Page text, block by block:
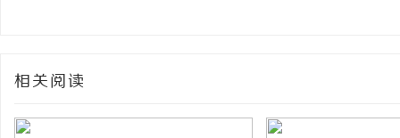
相关阅读